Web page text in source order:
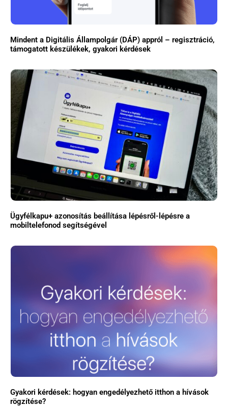
Mindent a Digitális Állampolgár (DÁP) appról – regisztráció,
támogatott készülékek, gyakori kérdések
Ügyfélkapu+ azonosítás beállítása lépésről-lépésre a
mobiltelefonod segítségével
Gyakori kérdések: hogyan engedélyezhető itthon a hívások
rögzítése?